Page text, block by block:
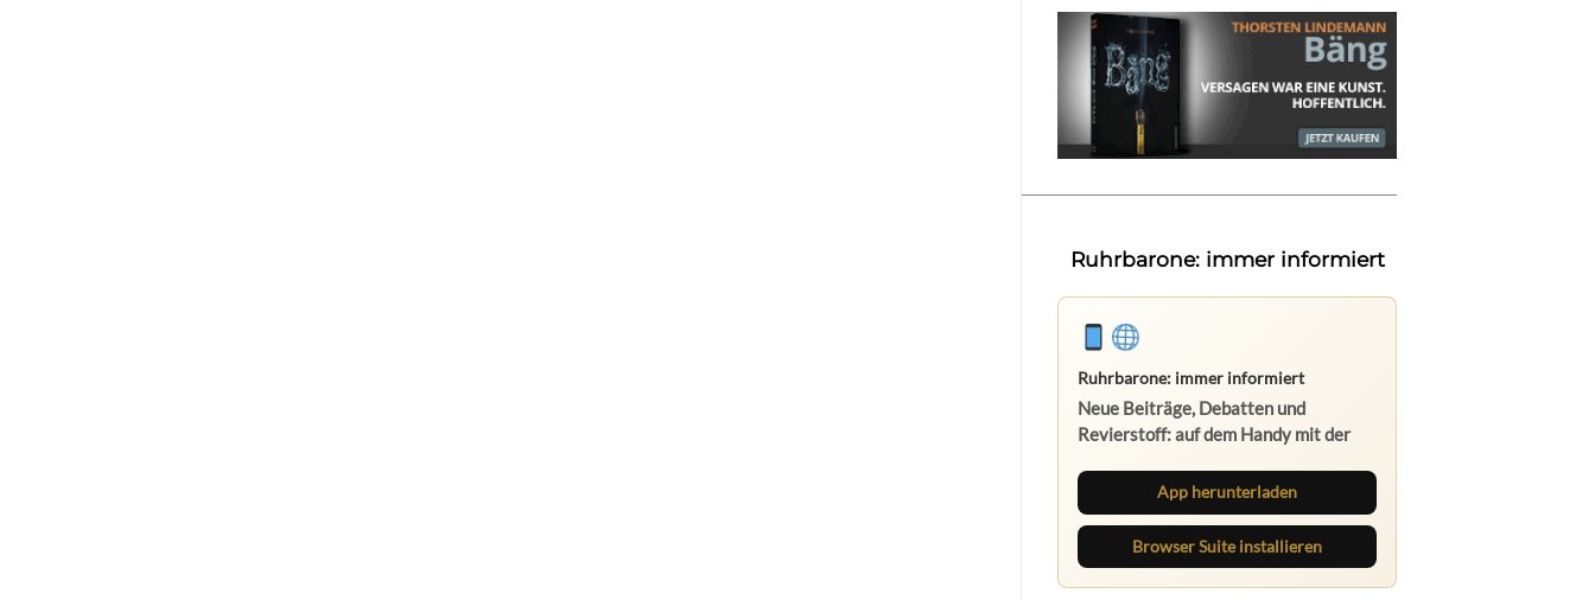
Ruhrbarone: immer informiert
Ruhrbarone: immer informiert
Neue Beiträge, Debatten und
Revierstoff: auf dem Handy mit der
App, am Rechner mit der Browser
Suite.
App herunterladen
Browser Suite installieren